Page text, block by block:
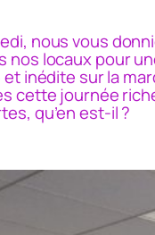
nous vous
nos locaux pour
inédite sur la
cette journée
qu’en est-il ?